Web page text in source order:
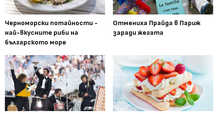
Черноморски потайности -
най-вкусните риби на
българското море
Отмениха Прайда в Париж
заради жегата